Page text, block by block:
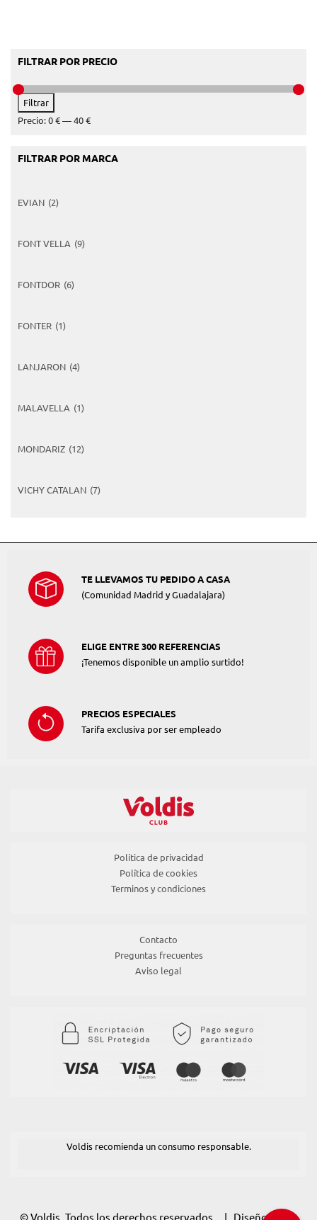
FILTRAR POR PRECIO
Precio
mínimo
Precio
máximo
Filtrar
Precio: 0 € — 40 €
FILTRAR POR MARCA
EVIAN (2)
FONT VELLA (9)
FONTDOR (6)
FONTER (1)
LANJARON (4)
MALAVELLA (1)
MONDARIZ (12)
VICHY CATALAN (7)
TE LLEVAMOS TU PEDIDO A CASA
(Comunidad Madrid y Guadalajara)
ELIGE ENTRE 300 REFERENCIAS
¡Tenemos disponible un amplio surtido!
PRECIOS ESPECIALES
Tarifa exclusiva por ser empleado
Política de privacidad
Política de cookies
Terminos y condiciones
Contacto
Preguntas frecuentes
Aviso legal
Voldis recomienda un consumo responsable.